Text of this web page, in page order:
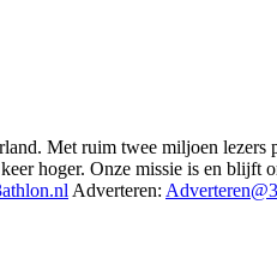
Met ruim twee miljoen lezers
hoger. Onze missie is en blijft
Adverteren: